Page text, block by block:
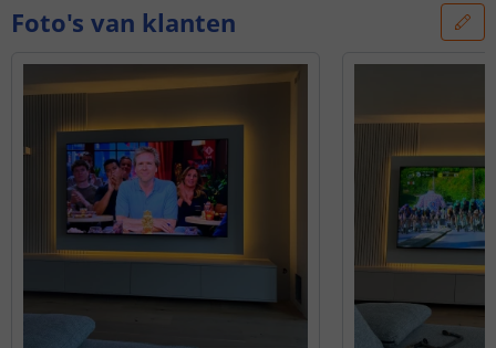
Foto's van klanten